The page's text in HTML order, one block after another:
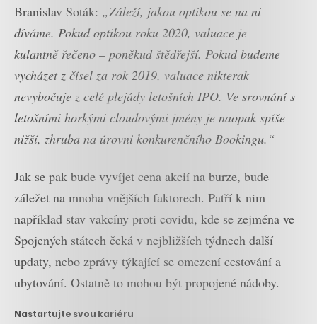
Branislav Soták: „Záleží, jakou optikou se na ni
díváme. Pokud optikou roku 2020, valuace je –
kulantně řečeno – poněkud štědřejší. Pokud budeme
vycházet z čísel za rok 2019, valuace nikterak
nevybočuje z celé plejády letošních IPO. Ve srovnání s
letošními horkými cloudovými jmény je naopak spíše
nižší, zhruba na úrovni konkurenčního Bookingu.“
Jak se pak bude vyvíjet cena akcií na burze, bude
záležet na mnoha vnějších faktorech. Patří k nim
například stav vakcíny proti covidu, kde se zejména ve
Spojených státech čeká v nejbližších týdnech další
updaty, nebo zprávy týkající se omezení cestování a
ubytování. Ostatně to mohou být propojené nádoby.
Nastartujte svou kariéru